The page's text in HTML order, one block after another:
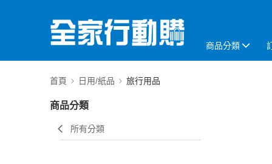
商品分類
首頁 日用/紙品 旅行用品
商品分類
所有分類